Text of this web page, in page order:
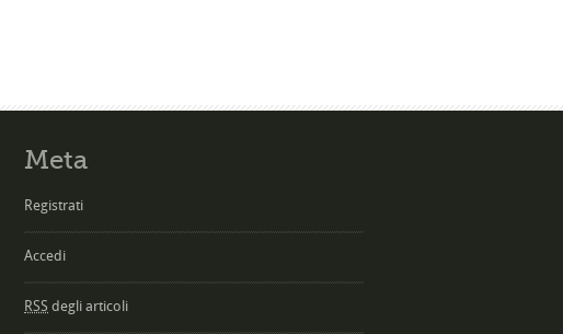
Meta
Registrati
Accedi
RSS degli articoli